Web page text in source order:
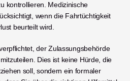
kontrollieren. Medizinische
wenn die Fahrtüchtigkeit
beurteilt wird.
der Zulassungsbehörde
Dies ist keine Hürde, die
soll, sondern ein formaler